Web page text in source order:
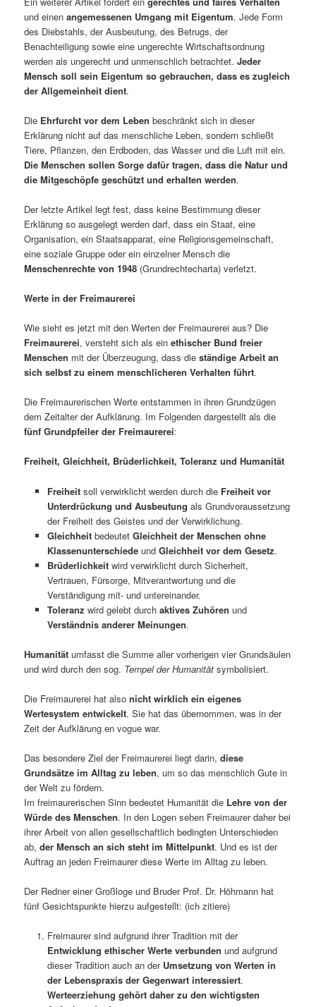
und einenangemessenen Umgang mit Eigentum. Jede Form
des Diebstahls, der Ausbeutung, des Betrugs, der
Benachteiligung sowie eine ungerechte Wirtschaftsordnung
werden als ungerecht und unmenschlich betrachtet.Jeder
Mensch soll sein Eigentum so gebrauchen, dass es zugleich
der Allgemeinheit dient.
Die Ehrfurcht vor dem Leben beschränkt sich in dieser
Erklärung nicht auf das menschliche Leben, sondern schließt
Tiere, Pflanzen, den Erdboden, das Wasser und die Luft mit ein.
Die Menschen sollen Sorge dafür tragen, dass die Natur und
die Mitgeschöpfe geschützt und erhalten werden.
Der letzte Artikel legt fest, dass keine Bestimmung dieser
Erklärung so ausgelegt werden darf, dass ein Staat, eine
Organisation, ein Staatsapparat, eine Religionsgemeinschaft,
eine soziale Gruppe oder ein einzelner Mensch die
Menschenrechte von 1948 (Grundrechtecharta) verletzt.
Werte in der Freimaurerei
Wie sieht es jetzt mit den Werten der Freimaurerei aus? Die
Freimaurerei, versteht sich als einethischer Bund freier
Menschen mit der Überzeugung, dass dieständige Arbeit an
sich selbst zu einem menschlicheren Verhalten führt.
Die Freimaurerischen Werte entstammen in ihren Grundzügen
dem Zeitalter der Aufklärung. Im Folgenden dargestellt als die
fünf Grundpfeiler der Freimaurerei:
Freiheit, Gleichheit, Brüderlichkeit, Toleranz und Humanität
Freiheitsoll verwirklicht werden durch die Freiheit vor
Unterdrückung und Ausbeutung als Grundvoraussetzung
der Freiheit des Geistes und der Verwirklichung.
Gleichheitbedeutet Gleichheit der Menschen ohne
Klassenunterschiedeund Gleichheit vor dem Gesetz.
Brüderlichkeit wird verwirklicht durch Sicherheit,
Vertrauen, Fürsorge, Mitverantwortung und die
Verständigung mit- und untereinander.
Toleranz wird gelebt durch aktives Zuhören und
Verständnis anderer Meinungen.
Humanität umfasst die Summe aller vorherigen vier Grundsäulen
und wird durch den sog. Tempel der Humanität symbolisiert.
Die Freimaurerei hat alsonicht wirklich ein eigenes
Wertesystem entwickelt. Sie hat das übernommen, was in der
Zeit der Aufklärung en vogue war.
Das besondere Ziel der Freimaurerei liegt darin,diese
Grundsätze im Alltag zu leben, um so das menschlich Gute in
der Welt zu fördern.
Im freimaurerischen Sinn bedeutet Humanität die Lehre von der
Würde des Menschen. In den Logen sehen Freimaurer daher bei
ihrer Arbeit von allen gesellschaftlich bedingten Unterschieden
ab,der Mensch an sich steht im Mittelpunkt. Und es ist der
Auftrag an jeden Freimaurer diese Werte im Alltag zu leben.
Der Redner einer Großloge und Bruder Prof. Dr. Höhmann hat
fünf Gesichtspunkte hierzu aufgestellt: (ich zitiere)
Freimaurer sind aufgrund ihrer Tradition mit der
Entwicklung ethischer Werte verbunden und aufgrund
dieser Tradition auch an der Umsetzung von Werten in
der Lebenspraxis der Gegenwart interessiert.
Werteerziehung gehört daher zu den wichtigsten